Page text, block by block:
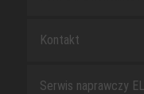
Kontakt
Serwis naprawczy